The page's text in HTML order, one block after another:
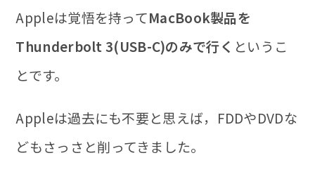
Appleは覚悟を持ってMacBook製品を
Thunderbolt 3(USB-C)のみで行く というこ
とです。
Appleは過去にも不要と思えば，FDDやDVDな
どもさっさと削ってきました。